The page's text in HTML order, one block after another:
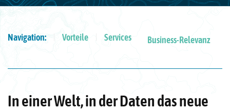
Navigation: Vorteile Services Business-Relevanz
In einer Welt, in der Daten das neue